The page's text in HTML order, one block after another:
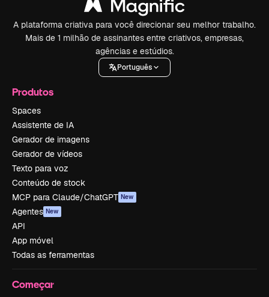
A plataforma criativa para você direcionar seu melhor trabalho.
Mais de 1 milhão de assinantes entre criativos, empresas,
agências e estúdios.
Português
Produtos
Spaces
Assistente de IA
Gerador de imagens
Gerador de vídeos
Texto para voz
Conteúdo de stock
MCP para Claude/ChatGPT New
Agentes New
API
App móvel
Todas as ferramentas
Começar